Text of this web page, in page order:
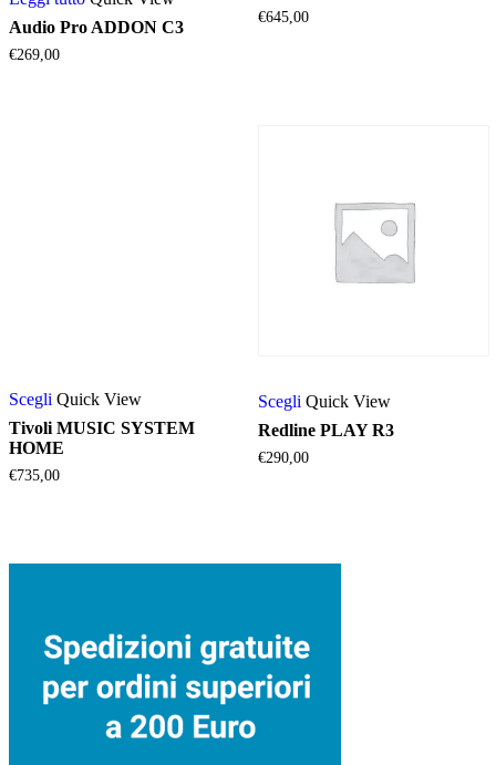
Audio Pro ADDON C3
€269,00
€645,00
Scegli prodotto
ha
più
varianti.
Le
scelte
prodotto
Quick View
Tivoli MUSIC SYSTEM
HOME
€735,00
Scegli prodotto
ha
più
varianti.
scelte
prodotto
Quick View
Redline PLAY R3
€290,00